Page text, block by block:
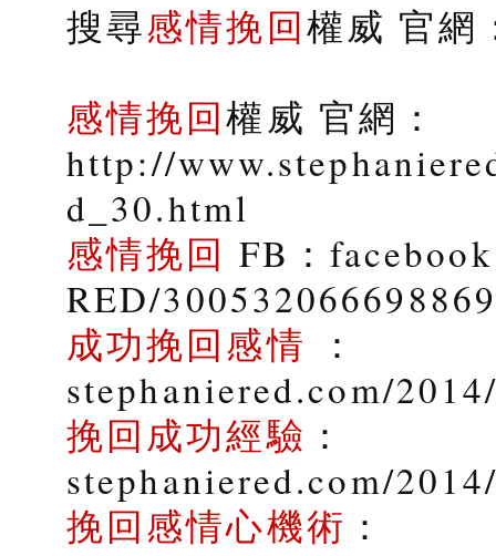
搜尋感情挽回權威 官網
感情挽回權威 官網：
http://
d_30.html
感情挽回 FB：
RED/300532066698869
成功挽回感情 ：
stephaniered.com/
挽回成功經驗 ：
stephaniered.com/
挽回感情心機術 ：